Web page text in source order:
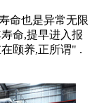
命也是异常无限
命,提早进入报
颐养,正所谓" .